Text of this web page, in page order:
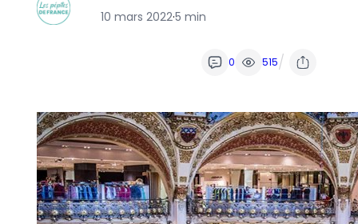
10 mars 2022·5 min
0 515/